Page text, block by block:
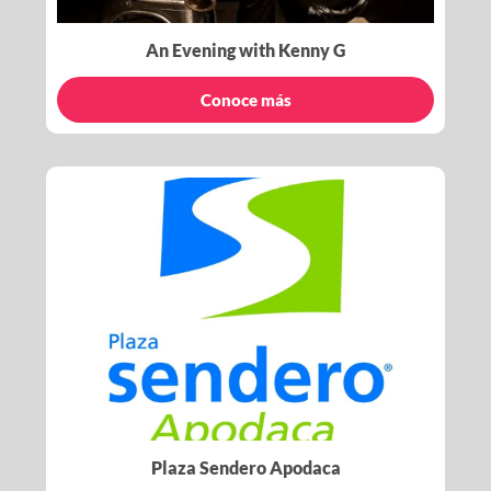
An Evening with Kenny G
Conoce más
Plaza Sendero Apodaca